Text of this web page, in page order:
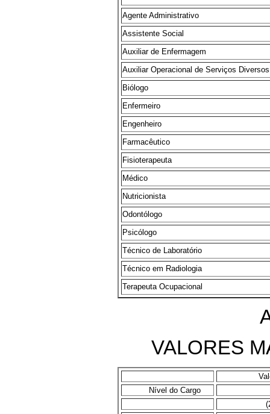
Agente Administrativo
Assistente Social
Auxiliar de Enfermagem
Auxiliar Operacional de Serviços Diversos
Biólogo
Enfermeiro
Engenheiro
Farmacêutico
Fisioterapeuta
Médico
Nutricionista
Odontólogo
Psicólogo
Técnico de Laboratório
Técnico em Radiologia
Terapeuta Ocupacional
VALORES
Nível do Cargo